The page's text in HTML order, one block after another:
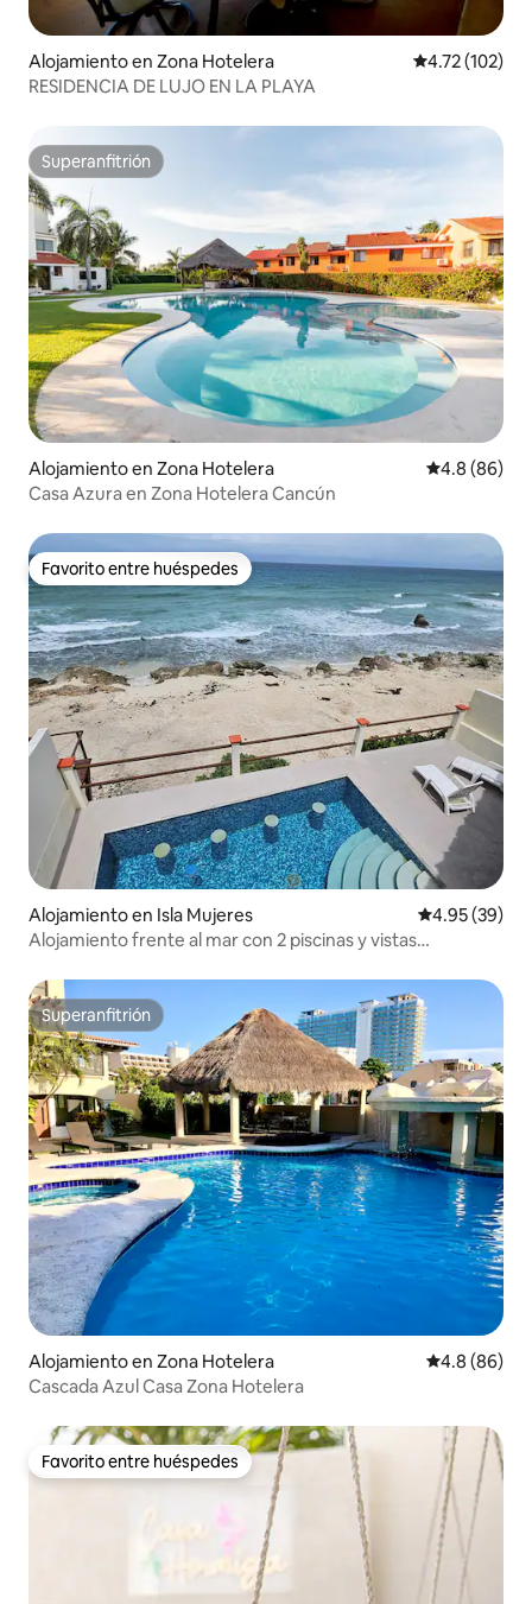
Alojamiento en Zona Hotelera Calificación
4.72 (102)
RESIDENCIA DE LUJO EN LA PLAYA
Superanfitrión
Superanfitrión
Alojamiento en Zona Hotelera Calificación
4.8 (86)
Casa Azura en Zona Hotelera Cancún
Favorito entre huéspedes
Favorito entre huéspedes
Alojamiento en Isla Mujeres Calificación
4.95 (39)
Alojamiento frente al mar con 2 piscinas y vistas
Superanfitrión
Superanfitrión
Alojamiento en Zona Hotelera Calificación
4.8 (86)
Cascada Azul Casa Zona Hotelera
Favorito entre huéspedes
Favorito entre huéspedes